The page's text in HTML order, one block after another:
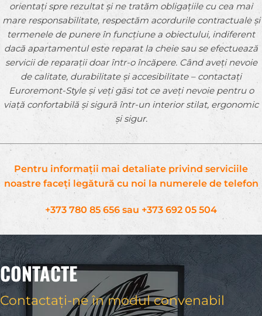
orientați spre rezultat și ne tratăm obligațiile cu cea mai
mare responsabilitate, respectăm acordurile contractuale și
termenele de punere în funcțiune a obiectului, indiferent
dacă apartamentul este reparat la cheie sau se efectuează
servicii de reparații doar într-o încăpere. Când aveți nevoie
de calitate, durabilitate și accesibilitate – contactați
Euroremont-Style și veți găsi tot ce aveți nevoie pentru o
viață confortabilă și sigură într-un interior stilat, ergonomic
și sigur.
Pentru informații mai detaliate privind serviciile
noastre faceți legătură cu noi la numerele de telefon
+373 780 85 656 sau +373 692 05 504
CONTACTE
Contactați-ne în modul convenabil